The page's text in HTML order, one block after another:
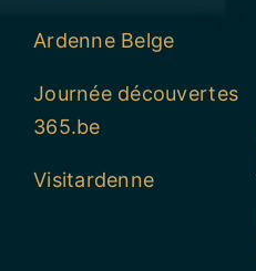
Ardenne Belge
Journée découvertes
365.be
Visitardenne